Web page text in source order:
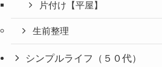
片付け【平屋】
生前整理
シンプルライフ（５０代）